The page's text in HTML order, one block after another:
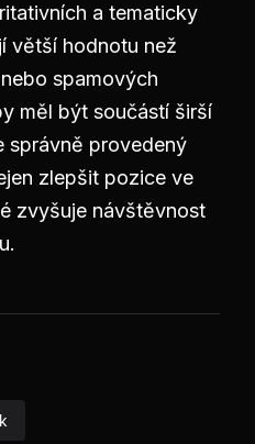
a tematicky
větší hodnotu než
spamových
měl být součástí širší
správně provedený
zlepšit pozice ve
zvyšuje návštěvnost